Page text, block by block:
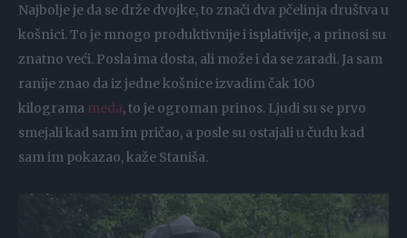
Najbolje je da se drže dvojke, to znači dva pčelinja društva u
košnici. To je mnogo produktivnije i isplativije, a prinosi su
znatno veći. Posla ima dosta, ali može i da se zaradi. Ja sam
ranije znao da iz jedne košnice izvadim čak 100
kilograma meda, to je ogroman prinos. Ljudi su se prvo
smejali kad sam im pričao, a posle su ostajali u čudu kad
sam im pokazao, kaže Staniša.